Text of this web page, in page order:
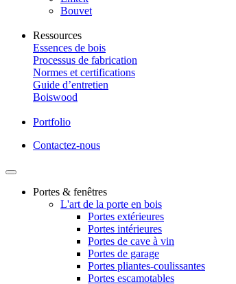
Bouvet
Ressources
Essences de bois
Processus de fabrication
Normes et certifications
Guide d’entretien
Boiswood
Portfolio
Contactez-nous
Portes & fenêtres
L'art de la porte en bois
Portes extérieures
Portes intérieures
Portes de cave à vin
Portes de garage
Portes pliantes-coulissantes
Portes escamotables